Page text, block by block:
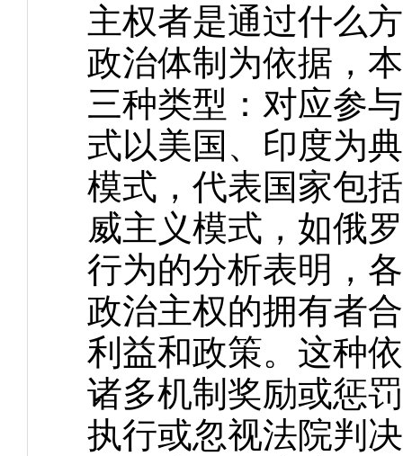
主权者是通过什么
政治体制为依据，
三种类型：对应参
式以美国、印度为
模式，代表国家包
威主义模式，如俄
行为的分析表明，
政治主权的拥有者
利益和政策。这种
诸多机制奖励或惩
执行或忽视法院判